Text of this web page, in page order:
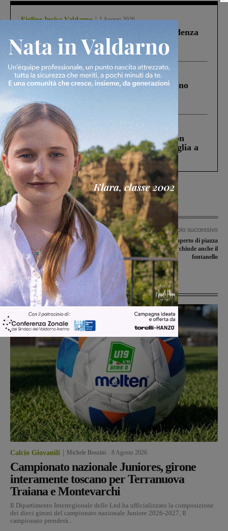
Figline Incisa Valdarno 1 Agosto 2026
Piscina di Figline finanziata oltre la scadenza
Pnrr, il gruppo di Fratelli d’Italia: “Un
ringraziamento al Governo”
Cronaca 4 Agosto 2026
Un anno fa la strage in A1 in cui morirono
Gianni, Giulia e Franco. Lo schianto, il
processo, lo stop ai sorpassi fra tir....
Cronaca 3 Agosto 2026
Scomparso da una struttura di Castiglion
Fiorentino l’uomo che aveva ucciso la figlia a
Levane nel 2020
Articolo precedente
“Tante vite per un sogno”, il libro di
Sara Romoli nei maxi-schermi di
Time Square
Articolo successivo
Lavori al Mercato coperto di piazza
dell’Antica Gora, chiude anche il
fontanello
Ultime Notizie
Calcio Giovanili Michele Bossini 8 Agosto 2026
Campionato nazionale Juniores, girone
interamente toscano per Terranuova
Traiana e Montevarchi
Il Dipartimento Interregionale delle Lnd ha ufficializzato la composizione
dei dieci gironi del campionato nazionale Juniore 2026-2027, Il
campionato prenderà...